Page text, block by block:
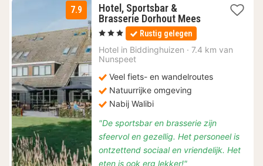
7.9
Hotel, Sportsbar &
Brasserie Dorhout Mees1
€
, 3 Sterren Rustig gelegen
Hotel in Biddinghuizen · 7.4 km van
Nunspeet
Veel fiets- en wandelroutes
Natuurrijke omgeving
Nabij Walibi
"De sportsbar en brasserie zijn
sfeervol en gezellig. Het personeel is
ontzettend sociaal en vriendelijk. Het
eten is ook erg lekker!"